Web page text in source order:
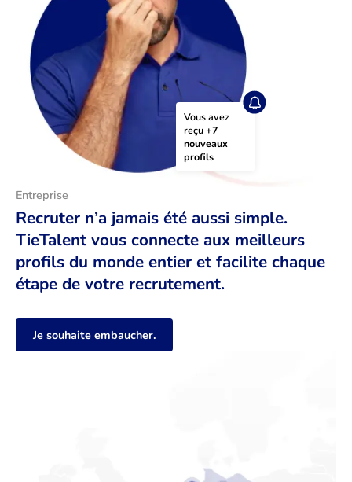
Vous avez
reçu +7
nouveaux
profils
Entreprise
Recruter n’a jamais été aussi simple.
TieTalent vous connecte aux meilleurs
profils du monde entier et facilite chaque
étape de votre recrutement.
Je souhaite embaucher.